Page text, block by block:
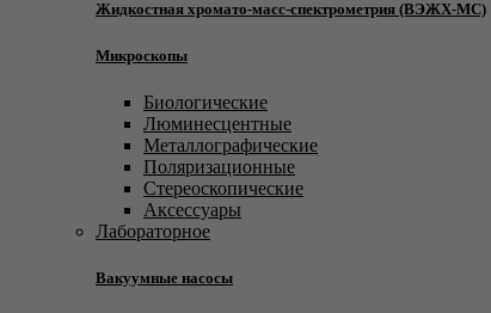
Жидкостная хромато-масс-спектрометрия (ВЭЖХ-МС)
Микроскопы
Биологические
Люминесцентные
Металлографические
Поляризационные
Стереоскопические
Аксессуары
Лабораторное
Вакуумные насосы